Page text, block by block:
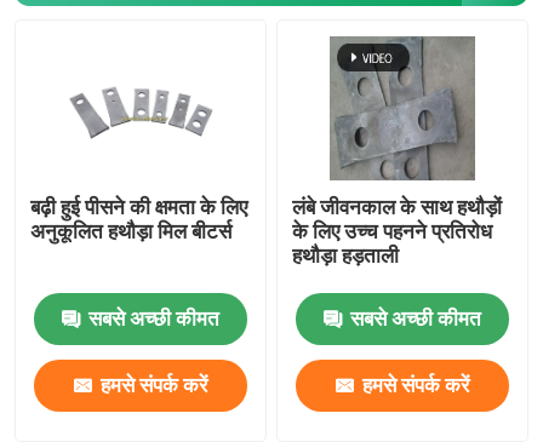
गोली मिल मर जाता है
एक्सट्रूडर फ्लैट मर
हथौड़ा मिल पीटने वाले
बढ़ी हुई पीसने की क्षमता के लिए
अनुकूलित हथौड़ा मिल बीटर्स
सबसे अच्छी कीमत
हमसे संपर्क करें
लंबे जीवनकाल के साथ हथौड़ों
के लिए उच्च पहनने प्रतिरोध
हथौड़ा हड़ताली
सबसे अच्छी कीमत
हमसे संपर्क करें